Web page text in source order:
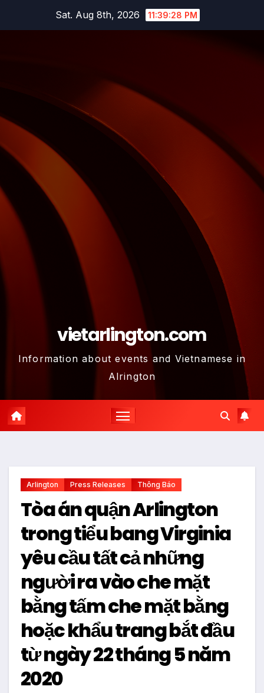
Sat. Aug 8th, 2026 11:39:29 PM
vietarlington.com
Information about events and Vietnamese in
Alrington
Arlington Press Releases Thông Báo
Tòa án quận Arlington
trong tiểu bang Virginia
yêu cầu tất cả những
người ra vào che mặt
bằng tấm che mặt bằng
hoặc khẩu trang bắt đầu
từ ngày 22 tháng 5 năm
2020